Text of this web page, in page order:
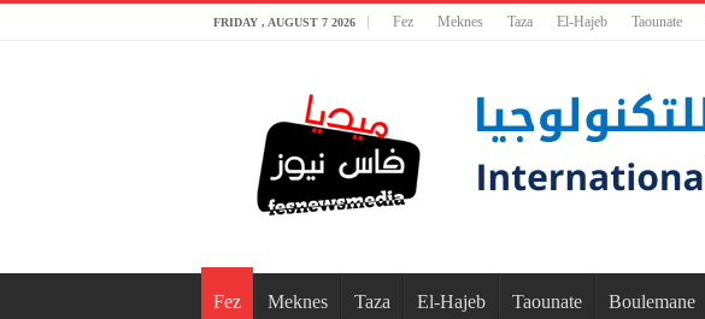
FRIDAY , AUGUST 7 2026 Fez Meknes Taza El-Hajeb Taounate
Fez Meknes Taza El-Hajeb Taounate Boulemane